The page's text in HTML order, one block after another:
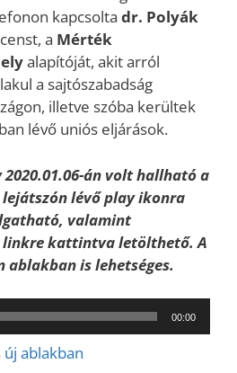
kapcsolta dr. Polyák
a Mérték
alapítóját, akit arról
a sajtószabadság
illetve szóba kerültek
lévő uniós eljárások.
2020.01.06-án volt hallható a
lévő play ikonra
valamint
kattintva letölthető. A
is lehetséges.
00:00
ablakban